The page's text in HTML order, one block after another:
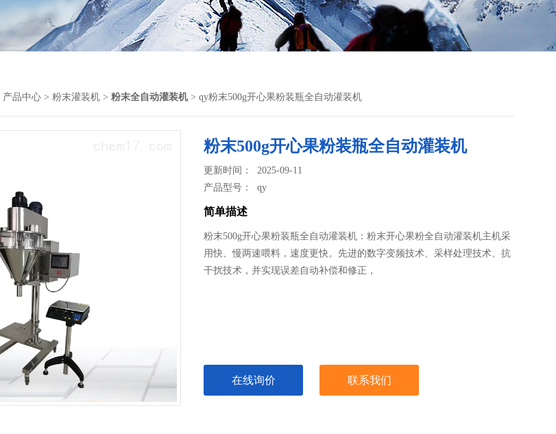
产品中心 > 粉末灌装机 > 粉末全自动灌装机> qy粉末500g开心果粉装瓶全自动灌装机
粉末500g开心果粉装瓶全自动灌装机
更新时间： 2025-09-11
产品型号：qy
简单描述
粉末500g开心果粉装瓶全自动灌装机：粉末开心果粉全自动灌装机​主机采
用快、慢两速喂料，速度更快。先进的数字变频技术、采样处理技术、抗
干扰技术，并实现误差自动补偿和修正，
在线询价 联系我们